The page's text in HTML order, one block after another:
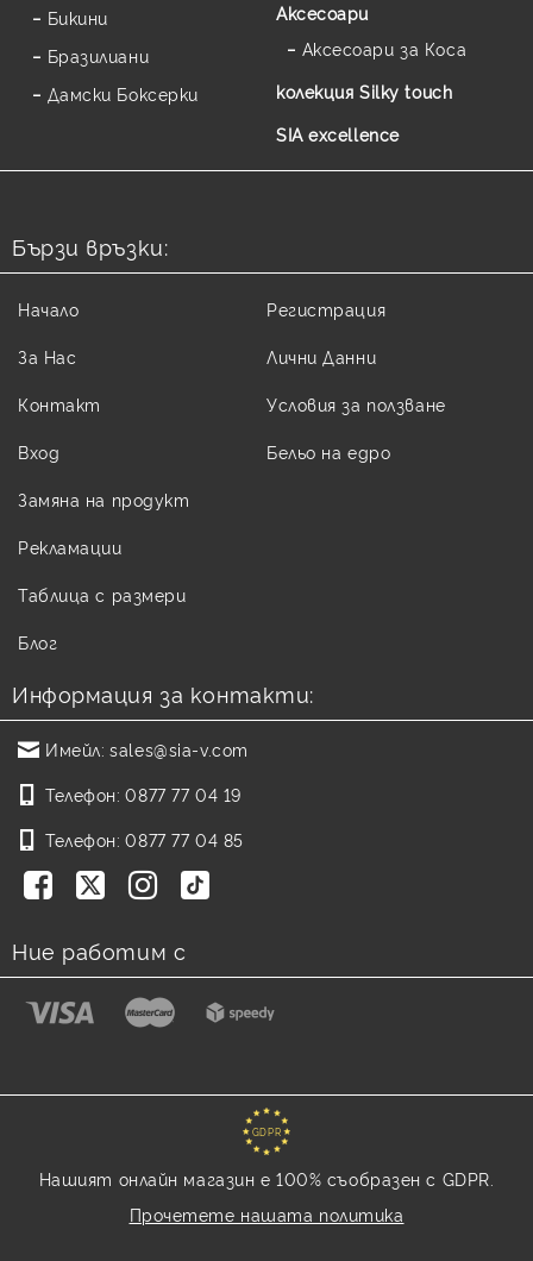
Бикини
Бразилиани
Дамски Боксерки
Аксесоари
Аксесоари за Коса
колекция Silky touch
SIA excellence
Бързи връзки:
Начало
За Нас
Контакт
Вход
Регистрация
Лични Данни
Условия за ползване
Бельо на едро
Замяна на продукт
Рекламации
Таблица с размери
Блог
Информация за контакти:
Имейл: sales@sia-v.com
Телефон: 0877 77 04 19
Телефон: 0877 77 04 85
Ние работим с
GDPR
Нашият онлайн магазин е 100% съобразен с GDPR.
Прочетете нашата политика